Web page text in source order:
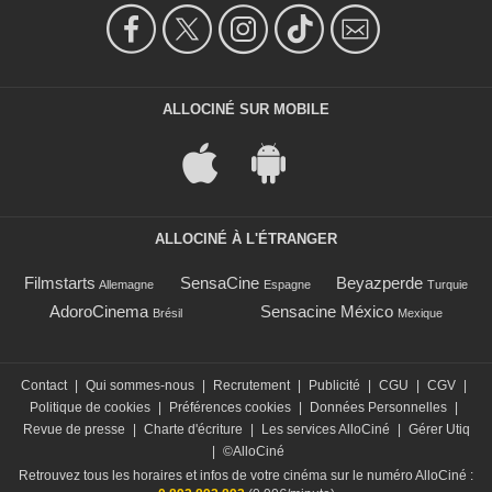
ALLOCINÉ SUR MOBILE
ALLOCINÉ À L'ÉTRANGER
Filmstarts Allemagne SensaCine Espagne Beyazperde Turquie
AdoroCinema Brésil Sensacine México Mexique
Contact Qui sommes-nous Recrutement Publicité CGU CGV
Politique de cookies
Préférences cookies Données Personnelles
Revue de presse
Charte d'écriture Les services AlloCiné
Gérer Utiq
©AlloCiné
Retrouvez tous les horaires et infos de votre cinéma sur le numéro AlloCiné :